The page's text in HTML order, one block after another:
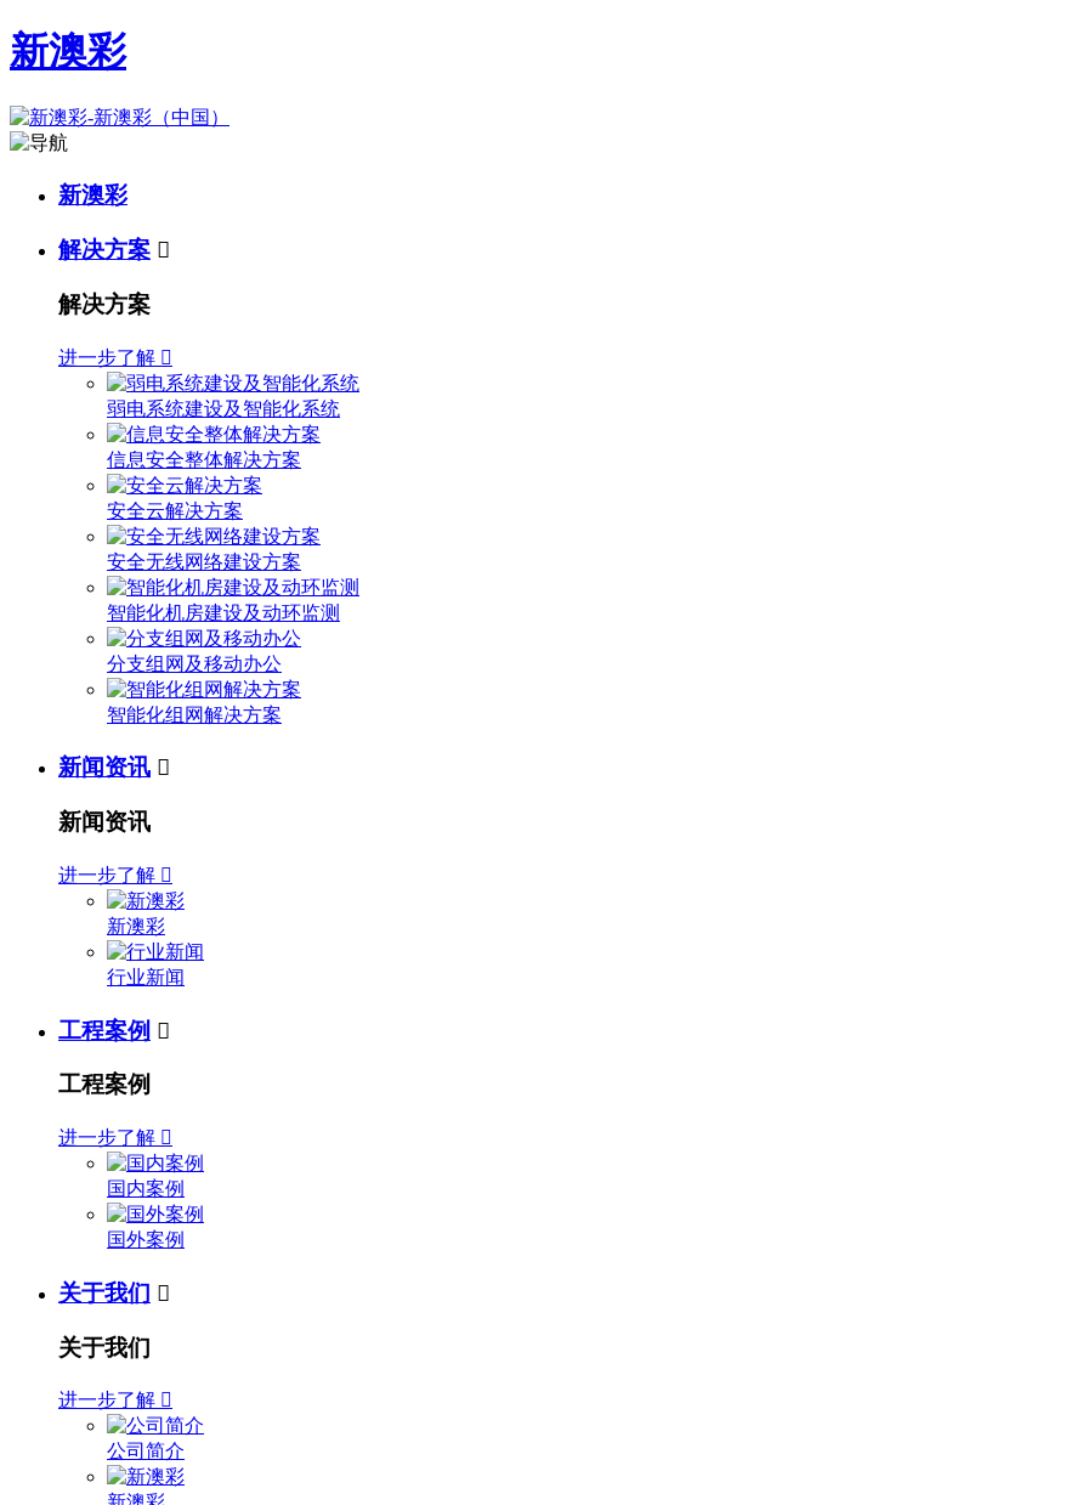
新澳彩
新澳彩
解决方案 
解决方案
进一步了解 
弱电系统建设及智能化系统
信息安全整体解决方案
安全云解决方案
安全无线网络建设方案
智能化机房建设及动环监测
分支组网及移动办公
智能化组网解决方案
新闻资讯 
新闻资讯
进一步了解 
新澳彩
行业新闻
工程案例 
工程案例
进一步了解 
国内案例
国外案例
关于我们 
关于我们
进一步了解 
公司简介